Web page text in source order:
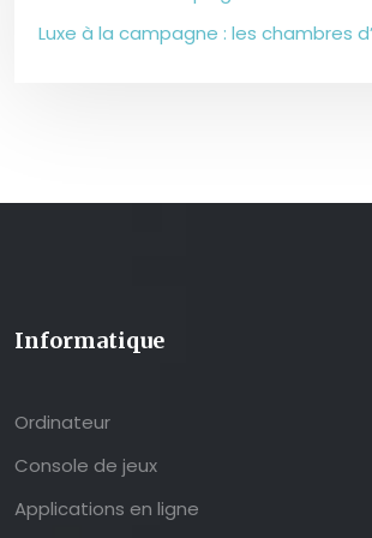
Luxe à la campagne : les chambres
Informatique
Ordinateur
Console de jeux
Applications en ligne